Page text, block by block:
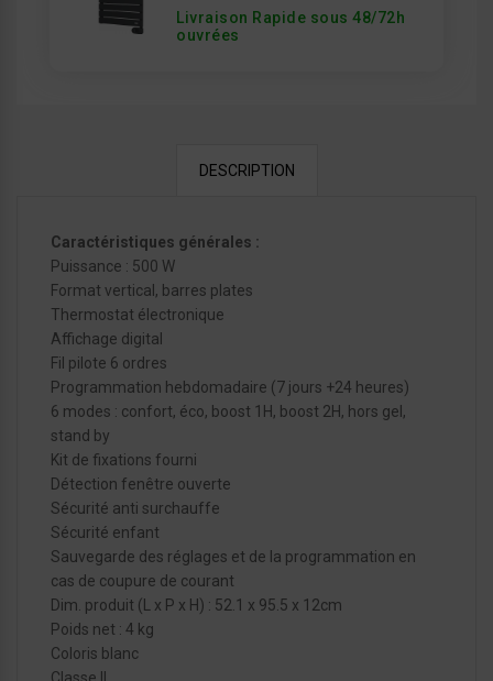
Livraison Rapide sous 48/72h
ouvrées
DESCRIPTION
Caractéristiques générales :
Puissance : 500 W
Format vertical, barres plates
Thermostat électronique
Affichage digital
Fil pilote 6 ordres
Programmation hebdomadaire (7 jours +24 heures)
6 modes : confort, éco, boost 1H, boost 2H, hors gel,
stand by
Kit de fixations fourni
Détection fenêtre ouverte
Sécurité anti surchauffe
Sécurité enfant
Sauvegarde des réglages et de la programmation en
cas de coupure de courant
Dim. produit (L x P x H) : 52.1 x 95.5 x 12cm
Poids net : 4 kg
Coloris blanc